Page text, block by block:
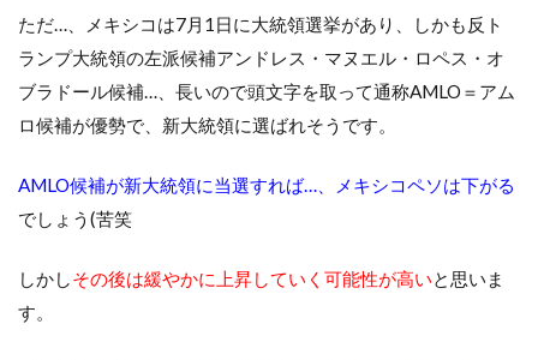
ただ…、メキシコは7月1日に大統領選挙があり、しかも反ト
ランプ大統領の左派候補アンドレス・マヌエル・ロペス・オ
ブラドール候補…、長いので頭文字を取って通称AMLO＝アム
ロ候補が優勢で、新大統領に選ばれそうです。
AMLO候補が新大統領に当選すれば…、メキシコペソは下がる
でしょう(苦笑
しかしその後は緩やかに上昇していく可能性が高いと思いま
す。